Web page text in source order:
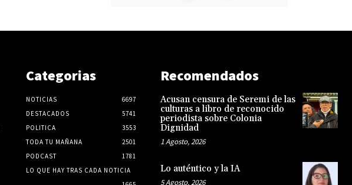
Categorias
NOTICIAS
6697
DESTACADOS
5741
POLITICA
3553
TODA TU MAÑANA
2501
PODCAST
1781
LO QUE HAY TRAS CADA NOTICIA
Recomendados
Acusan censura de Seremi de las
culturas a libro de reconocido
periodista sobre Colonia
Dignidad
1 Agosto, 2026
Lo auténtico y la IA
5 Agosto, 2026